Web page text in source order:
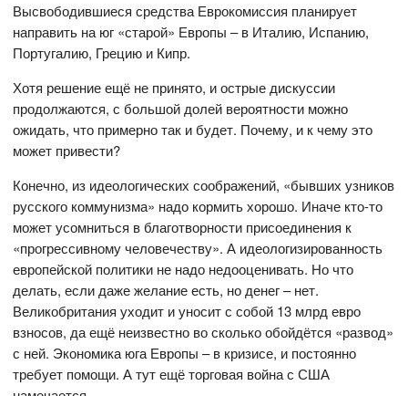
Высвободившиеся средства Еврокомиссия планирует
направить на юг «старой» Европы – в Италию, Испанию,
Португалию, Грецию и Кипр.
Хотя решение ещё не принято, и острые дискуссии
продолжаются, с большой долей вероятности можно
ожидать, что примерно так и будет. Почему, и к чему это
может привести?
Конечно, из идеологических соображений, «бывших узников
русского коммунизма» надо кормить хорошо. Иначе кто-то
может усомниться в благотворности присоединения к
«прогрессивному человечеству». А идеологизированность
европейской политики не надо недооценивать. Но что
делать, если даже желание есть, но денег – нет.
Великобритания уходит и уносит с собой 13 млрд евро
взносов, да ещё неизвестно во сколько обойдётся «развод»
с ней. Экономика юга Европы – в кризисе, и постоянно
требует помощи. А тут ещё торговая война с США